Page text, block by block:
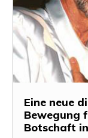
Eine neue
Bewegung
Botschaft